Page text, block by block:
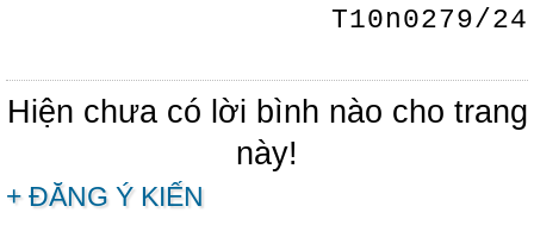
T10n0279/24
Hiện chưa có lời bình nào cho trang
này!
+ ĐĂNG Ý KIẾN